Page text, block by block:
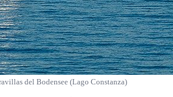
del Bodensee (Lago Constanza)